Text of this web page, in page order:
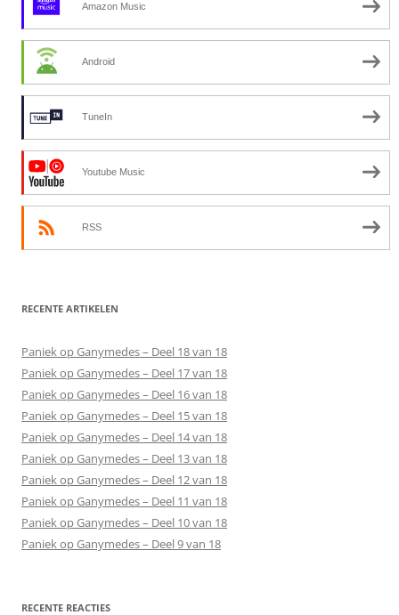
Amazon Music
Android
TuneIn
Youtube Music
RSS
RECENTE ARTIKELEN
Paniek op Ganymedes – Deel 18 van 18
Paniek op Ganymedes – Deel 17 van 18
Paniek op Ganymedes – Deel 16 van 18
Paniek op Ganymedes – Deel 15 van 18
Paniek op Ganymedes – Deel 14 van 18
Paniek op Ganymedes – Deel 13 van 18
Paniek op Ganymedes – Deel 12 van 18
Paniek op Ganymedes – Deel 11 van 18
Paniek op Ganymedes – Deel 10 van 18
Paniek op Ganymedes – Deel 9 van 18
RECENTE REACTIES